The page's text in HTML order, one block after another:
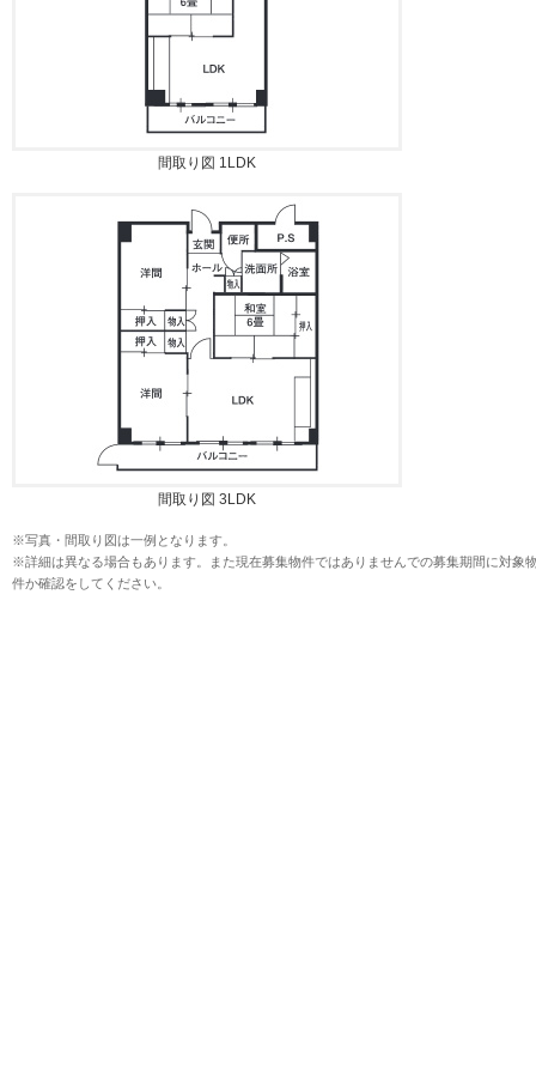
間取り図 1LDK
間取り図 3LDK
※写真・間取り図は一例となります。
※詳細は異なる場合もあります。また現在募集物件ではありませんでの募集期間に対象
件か確認をしてください。